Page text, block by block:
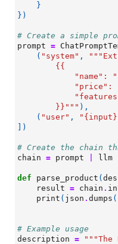
}
})
# Create a simple
prompt =
( "system" ,
        {{
"name":
"price":
        }}"""
),
( "user" , " {input}
])
# Create the chain
chain = prompt llm
def parse_product (
result = chain .
print ( json . dumps (
# Example usage
description =
"""The